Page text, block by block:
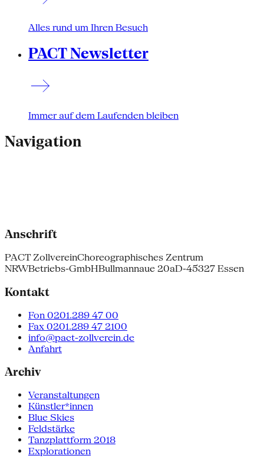
Alles rund um Ihren Besuch
PACT Newsletter
Immer auf dem Laufenden bleiben
Navigation
Anschrift
PACT ZollvereinChoreographisches Zentrum
NRWBetriebs-GmbHBullmannaue 20aD-45327 Essen
Kontakt
Fon 0201.289 47 00
Fax 0201.289 47 2100
info@pact-zollverein.de
Anfahrt
Archiv
Veranstaltungen
Künstler*innen
Blue Skies
Feldstärke
Tanzplattform 2018
Explorationen